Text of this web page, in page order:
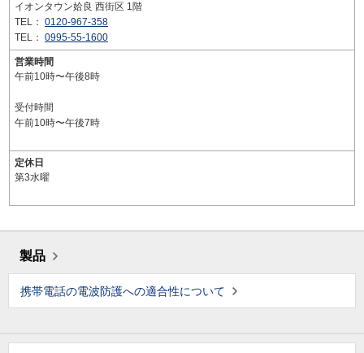
イオンタウン姶良 西街区 1階
TEL： 0120-967-358
TEL： 0995-55-1600
営業時間
午前10時〜午後8時
受付時間
午前10時〜午後7時
定休日
第3水曜
製品
携帯電話の電波防護への適合性について